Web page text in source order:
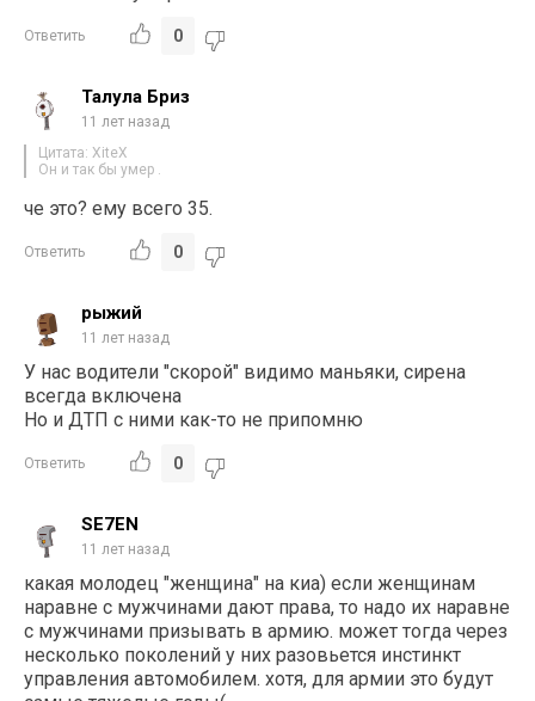
Ответить 0
Талула Бриз
11 лет назад
Цитата: XiteX
Он и так бы умер .
че это? ему всего 35.
Ответить 0
рыжий
11 лет назад
У нас водители "скорой" видимо маньяки, сирена
всегда включена
Но и ДТП с ними как-то не припомню
Ответить 0
SE7EN
11 лет назад
какая молодец "женщина" на киа) если женщинам
наравне с мужчинами дают права, то надо их наравне
с мужчинами призывать в армию. может тогда через
несколько поколений у них разовьется инстинкт
управления автомобилем. хотя, для армии это будут